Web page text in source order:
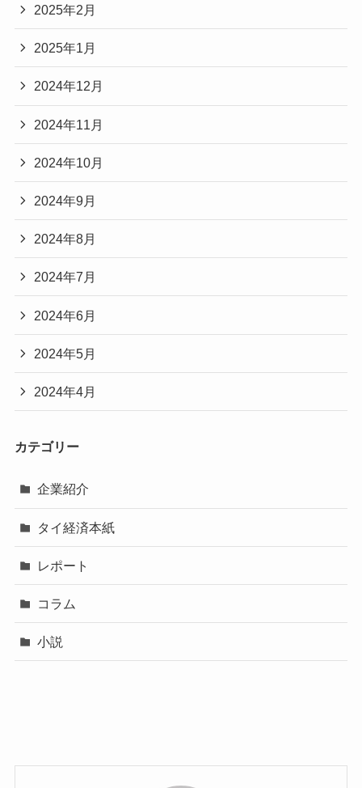
2025年2月
2025年1月
2024年12月
2024年11月
2024年10月
2024年9月
2024年8月
2024年7月
2024年6月
2024年5月
2024年4月
カテゴリー
企業紹介
タイ経済本紙
レポート
コラム
小説